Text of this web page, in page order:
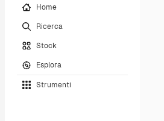
Home
Ricerca
Stock
Esplora
Strumenti